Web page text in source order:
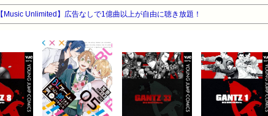
【Music Unlimited】広告なしで1億曲以上が自由に聴き放題！